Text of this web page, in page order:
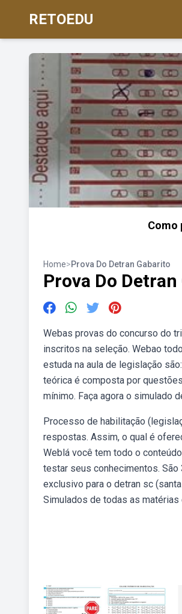
RETOEDU
Como
Home>Prova Do Detran Gabarito
Prova Do
Webas provas do concurso do
inscritos na seleção. Webao
estuda na aula de legislação
teórica é composta por
mínimo. Faça agora o simulado
Processo de habilitação
respostas. Assim, o qual é
Weblá você tem todo o
testar seus conhecimentos.
exclusivo para o detran sc
Simulados de todas as matérias